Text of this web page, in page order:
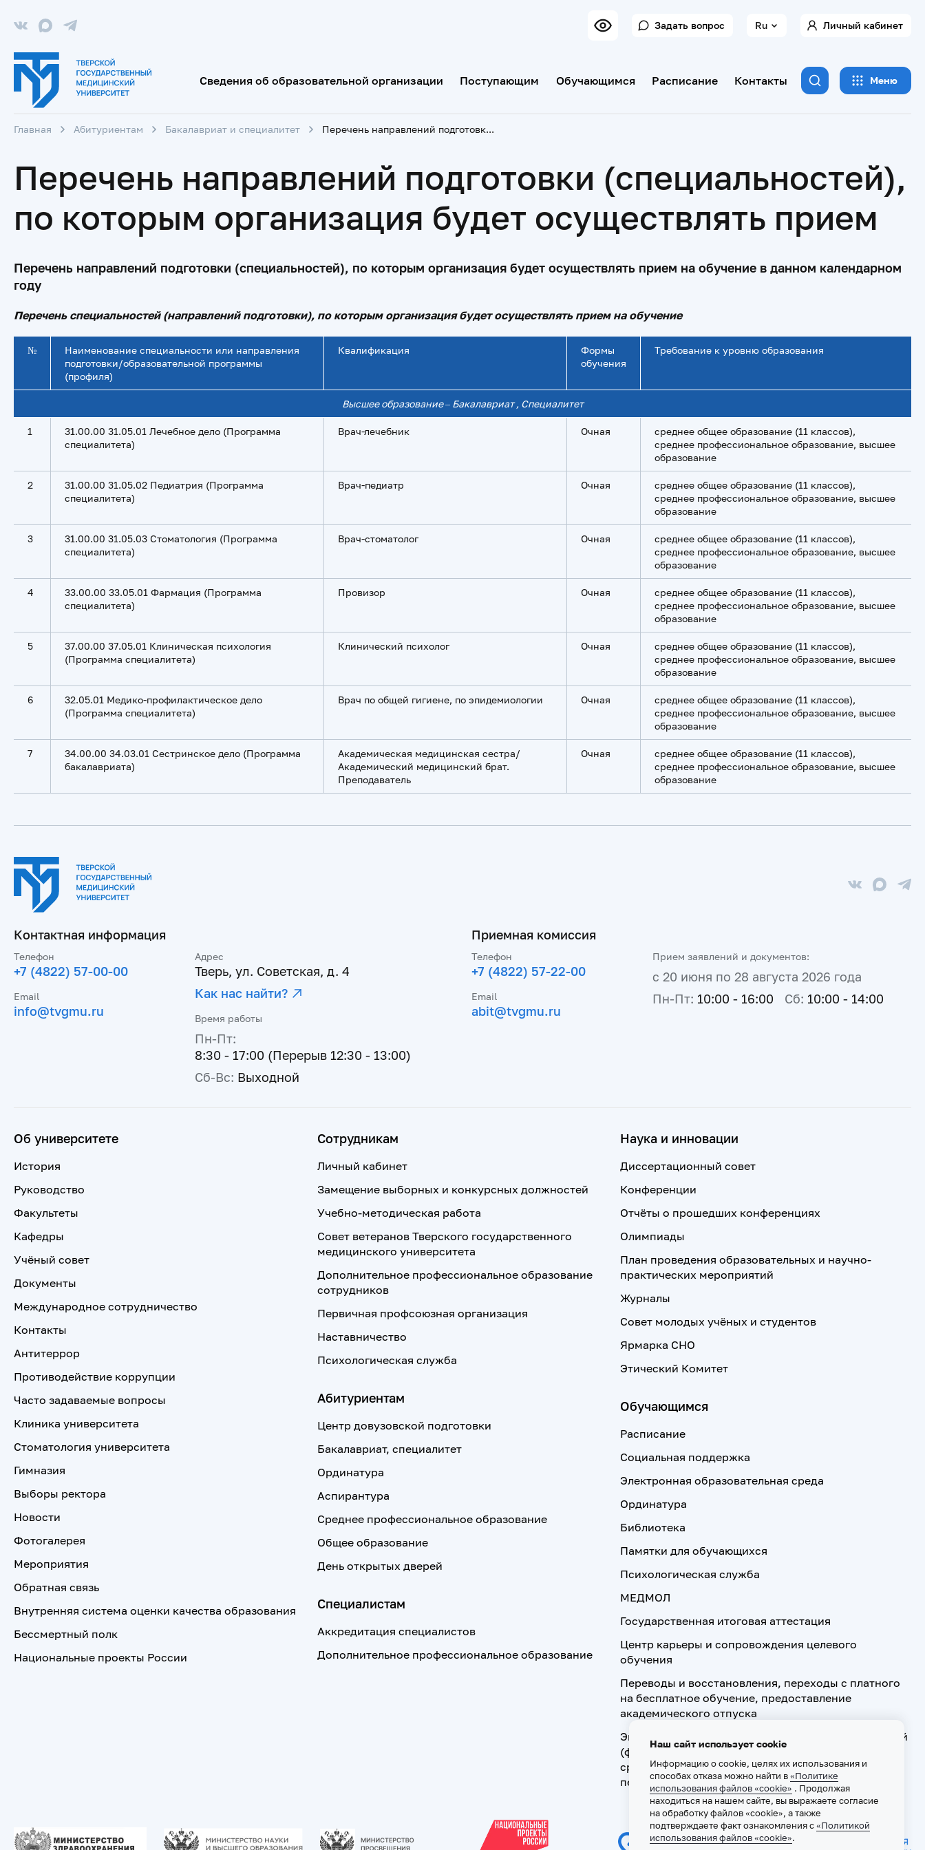
Задать вопрос Ru Личный кабинет
Сведения об образовательной организации Поступающим Обучающимся Расписание Контакты Меню
Главная Абитуриентам Бакалавриат и специалитет Перечень направлений подготовки (специальностей), по которым организация будет осуществлять прием
Перечень направлений подготовки (специальностей),
по которым организация будет осуществлять прием
Перечень направлений подготовки (специальностей), по которым организация будет осуществлять прием на обучение в данном календарном
году
Перечень специальностей (направлений подготовки), по которым организация будет осуществлять прием на обучение
№
Наименование специальности или направления
подготовки/образовательной программы
(профиля)
Квалификация
Формы
обучения
Требование к уровню образования
Высшее образование– Бакалавриат , Специалитет
1
31.00.00 31.05.01 Лечебное дело (Программа
специалитета)
Врач-лечебник Очная
среднее общее образование (11 классов),
среднее профессиональное образование, высшее
образование
2
31.00.00 31.05.02 Педиатрия (Программа
специалитета)
Врач-педиатр Очная
среднее общее образование (11 классов),
среднее профессиональное образование, высшее
образование
3
31.00.00 31.05.03 Стоматология (Программа
специалитета)
Врач-стоматолог Очная
среднее общее образование (11 классов),
среднее профессиональное образование, высшее
образование
4
33.00.00 33.05.01 Фармация (Программа
специалитета)
Провизор Очная
среднее общее образование (11 классов),
среднее профессиональное образование, высшее
образование
5
37.00.00 37.05.01 Клиническая психология
(Программа специалитета)
Клинический психолог Очная
среднее общее образование (11 классов),
среднее профессиональное образование, высшее
образование
6
32.05.01 Медико-профилактическое дело
(Программа специалитета)
Врач по общей гигиене, по эпидемиологии Очная
среднее общее образование (11 классов),
среднее профессиональное образование, высшее
образование
7
34.00.00 34.03.01 Сестринское дело (Программа
бакалавриата)
Академическая медицинская сестра/
Академический медицинский брат.
Преподаватель
Очная
среднее общее образование (11 классов),
среднее профессиональное образование, высшее
образование
Контактная информация
Телефон
+7 (4822) 57-00-00
Email
info@tvgmu.ru
Адрес
Тверь, ул. Советская, д. 4
Как нас найти?
Время работы
Пн-Пт:
8:30 - 17:00 (Перерыв 12:30 - 13:00)
Сб-Вс: Выходной
Приемная комиссия
Телефон
+7 (4822) 57-22-00
Email
abit@tvgmu.ru
Прием заявлений и документов:
с 20 июня по 28 августа 2026 года
Пн-Пт: 10:00 - 16:00 Сб: 10:00 - 14:00
Об университете
История
Руководство
Факультеты
Кафедры
Учёный совет
Документы
Международное сотрудничество
Контакты
Антитеррор
Противодействие коррупции
Часто задаваемые вопросы
Клиника университета
Стоматология университета
Гимназия
Выборы ректора
Новости
Фотогалерея
Мероприятия
Обратная связь
Внутренняя система оценки качества образования
Бессмертный полк
Национальные проекты России
Сотрудникам
Личный кабинет
Замещение выборных и конкурсных должностей
Учебно-методическая работа
Совет ветеранов Тверского государственного
медицинского университета
Дополнительное профессиональное образование
сотрудников
Первичная профсоюзная организация
Наставничество
Психологическая служба
Абитуриентам
Центр довузовской подготовки
Бакалавриат, специалитет
Ординатура
Аспирантура
Среднее профессиональное образование
Общее образование
День открытых дверей
Специалистам
Аккредитация специалистов
Дополнительное профессиональное образование
Наука и инновации
Диссертационный совет
Конференции
Отчёты о прошедших конференциях
Олимпиады
План проведения образовательных и научно-
практических мероприятий
Журналы
Совет молодых учёных и студентов
Ярмарка СНО
Этический Комитет
Обучающимся
Расписание
Социальная поддержка
Электронная образовательная среда
Ординатура
Библиотека
Памятки для обучающихся
Психологическая служба
МЕДМОЛ
Государственная итоговая аттестация
Центр карьеры и сопровождения целевого
обучения
Переводы и восстановления, переходы с платного
на бесплатное обучение, предоставление
академического отпуска
Экзамен по допуску к осуществлению медицинской
(фармацевтической) деятельности на должностях
среднего медицинского (фармацевтического)
персонала
Наш сайт использует cookie
Информацию о cookie, целях их использования и
способах отказа можно найти в«Политике
использования файлов «cookie» . Продолжая
находиться на нашем сайте, вы выражаете согласие
на обработку файлов «cookie», а также
подтверждаете факт ознакомления с«Политикой
использования файлов «cookie».